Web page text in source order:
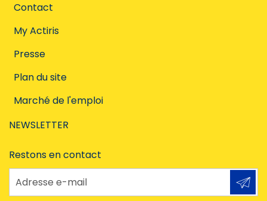
Contact
My Actiris
Presse
Plan du site
Marché de l'emploi
NEWSLETTER
Restons en contact
Adresse e-mail